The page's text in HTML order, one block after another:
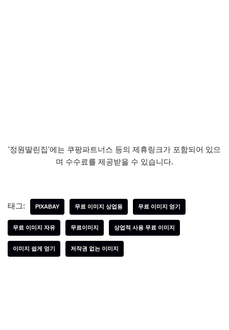
'정원딸린집'에는 쿠팡파트너스 등의 제휴링크가 포함되어 있으
며 수수료를 제공받을 수 있습니다.
태그: PIXABAY 무료 이미지 상업용 무료 이미지 얻기
무료 이미지 자유 무료이미지 상업적 사용 무료 이미지
이미지 쉽게 얻기 저작권 없는 이미지